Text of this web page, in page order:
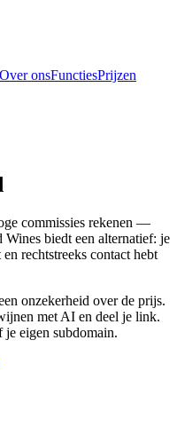
Over onsFunctiesPrijzen
commissies rekenen —
biedt een alternatief: je
rechtstreeks contact hebt
onzekerheid over de prijs.
met AI en deel je link.
eigen subdomain.